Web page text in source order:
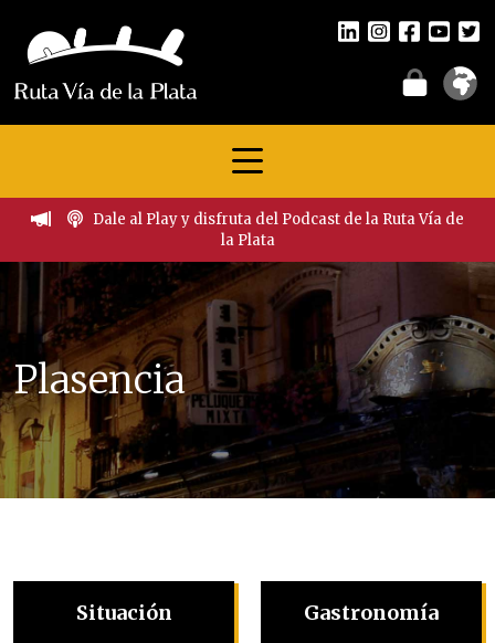
Dale al Play y disfruta del Podcast de la Ruta Vía de
la Plata
Plasencia
Situación Gastronomía